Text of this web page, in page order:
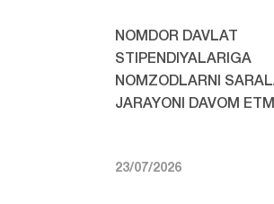
NOMDOR DAVLAT
STIPENDIYALARIGA
NOMZODLARNI
JARAYONI DAVOM
23/07/2026